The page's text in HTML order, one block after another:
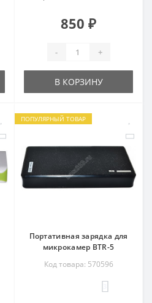
850 ₽
- +
В КОРЗИНУ
ПОПУЛЯРНЫЙ ТОВАР
Портативная зарядка для
микрокамер BTR-5
Код товара: 570596